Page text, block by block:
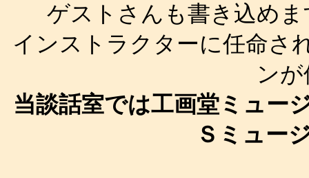
ゲストさんも書き込め
インストラクターに任命さ
ン
当談話室では工画堂ミュー
Ｓミュー